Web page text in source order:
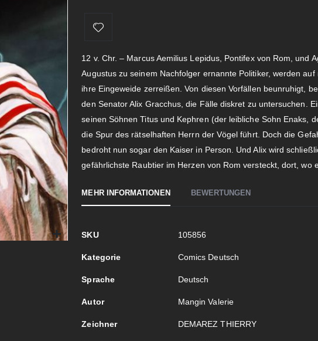
12 v. Chr. – Marcus Aemilius Lepidus, Pontifex von Rom, und
Augustus zu seinem Nachfolger ernannte Politiker, werden
ihre Eingeweide zerreißen. Von diesen Vorfällen beunruhigt,
den Senator Alix Gracchus, die Fälle diskret zu untersuchen.
seinen Söhnen Titus und Kephren (der leibliche Sohn Enaks,
die Spur des rätselhaften Herrn der Vögel führt. Doch die
bedroht nun sogar den Kaiser in Person. Und Alix wird
gefährlichste Raubtier im Herzen von Rom versteckt, dort, wo
MEHR INFORMATIONEN
Mehr
SKU 105856
Kategorie Comics Deutsch
Sprache Deutsch
Autor Mangin Valerie
Zeichner DEMAREZ THIERRY
BEWERTUNGEN